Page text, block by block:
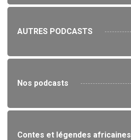
AUTRES PODCASTS
Nos podcasts
Contes et légendes africaines